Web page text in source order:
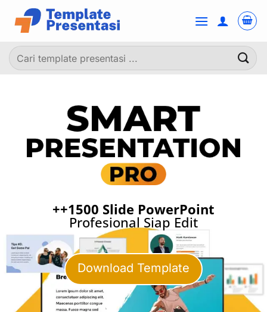
content
Pencarian
untuk:
++1500 Slide PowerPoint
Profesional Siap Edit
Download Template